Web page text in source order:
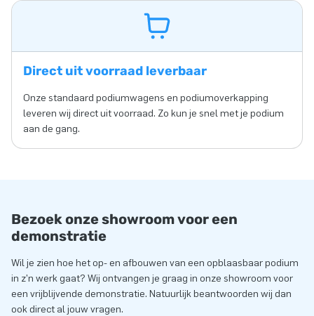
Direct uit voorraad leverbaar
Onze standaard podiumwagens en podiumoverkapping
leveren wij direct uit voorraad. Zo kun je snel met je podium
aan de gang.
Bezoek onze showroom voor een
demonstratie
Wil je zien hoe het op- en afbouwen van een opblaasbaar podium
in z’n werk gaat? Wij ontvangen je graag in onze showroom voor
een vrijblijvende demonstratie. Natuurlijk beantwoorden wij dan
ook direct al jouw vragen.